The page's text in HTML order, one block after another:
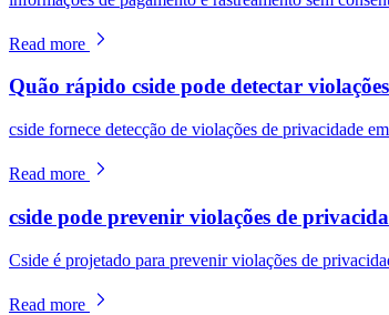
Read more
Quão rápido cside pode detectar
cside fornece detecção de violações de privacidade
Read more
cside pode prevenir violações de
Cside é projetado para prevenir violações de
Read more